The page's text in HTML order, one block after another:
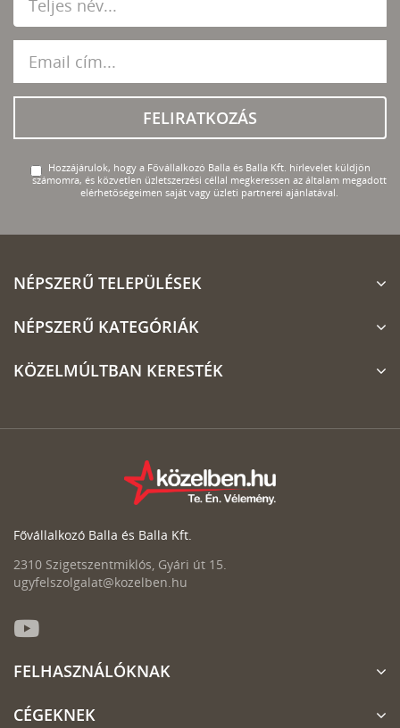
FELIRATKOZÁS
Hozzájárulok, hogy a Fővállalkozó Balla és Balla Kft. hírlevelet küldjön
számomra, és közvetlen üzletszerzési céllal megkeressen az általam megadott
elérhetőségeimen saját vagy üzleti partnerei ajánlatával.
NÉPSZERŰ TELEPÜLÉSEK
NÉPSZERŰ KATEGÓRIÁK
KÖZELMÚLTBAN KERESTÉK
Fővállalkozó Balla és Balla Kft.
2310 Szigetszentmiklós, Gyári út 15.
ugyfelszolgalat@kozelben.hu
FELHASZNÁLÓKNAK
CÉGEKNEK